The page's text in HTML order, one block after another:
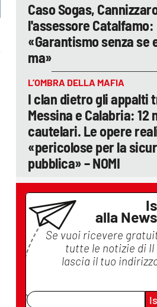
Caso Sogas,
l'assessore Catalfamo:
«Garantismo senza se
ma»
L’OMBRA DELLA MAFIA
I clan dietro gli appalti
Messina e Calabria: 12
cautelari. Le opere
«pericolose per la
pubblica» – NOMI
alla
Se vuoi ricevere
tutte le notizie di Il
lascia il tuo